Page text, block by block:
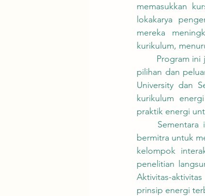
memasukkan
lokakarya
mereka
kurikulum,
pilihan dan
University dan
kurikulum
praktik energi
bermitra untuk
kelompok
penelitian
Aktivitas-
prinsip energi